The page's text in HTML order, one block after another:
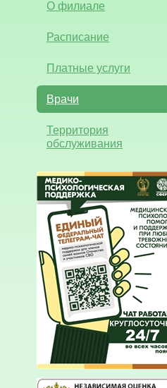
О филиале
Расписание
Платные услуги
Врачи
Территория
обслуживания